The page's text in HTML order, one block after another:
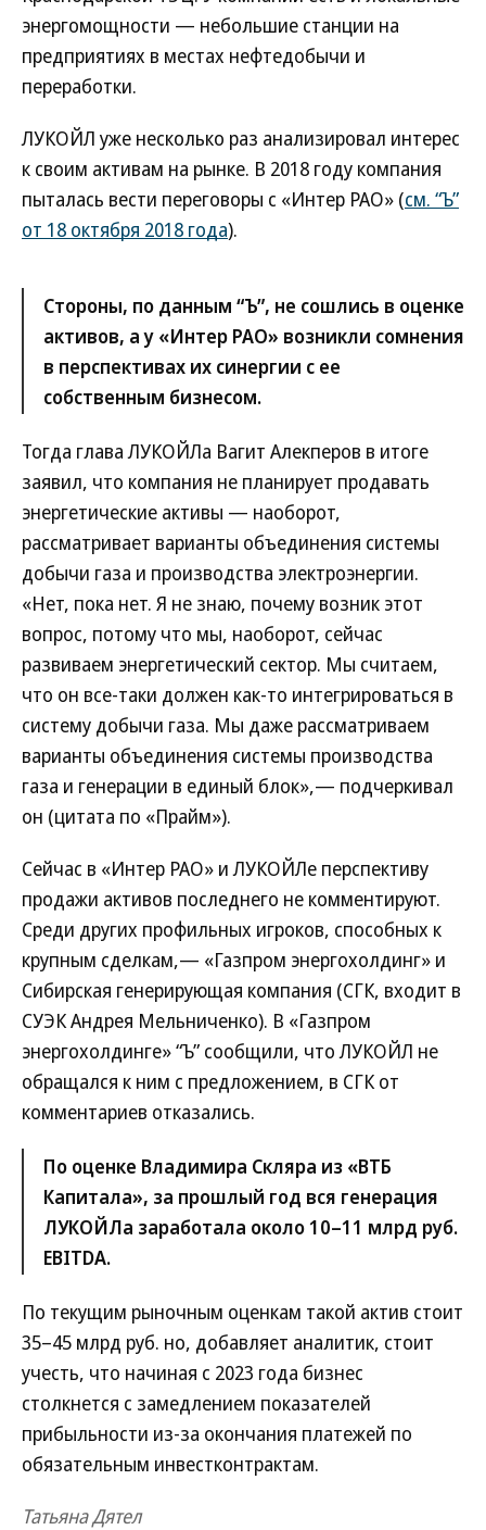
энергомощности — небольшие станции на
предприятиях в местах нефтедобычи и
переработки.
ЛУКОЙЛ уже несколько раз анализировал интерес
к своим активам на рынке. В 2018 году компания
пыталась вести переговоры с «Интер РАО» (см. “Ъ”
от 18 октября 2018 года).
Стороны, по данным “Ъ”, не сошлись в оценке
активов, а у «Интер РАО» возникли сомнения
в перспективах их синергии с ее
собственным бизнесом.
Тогда глава ЛУКОЙЛа Вагит Алекперов в итоге
заявил, что компания не планирует продавать
энергетические активы — наоборот,
рассматривает варианты объединения системы
добычи газа и производства электроэнергии.
«Нет, пока нет. Я не знаю, почему возник этот
вопрос, потому что мы, наоборот, сейчас
развиваем энергетический сектор. Мы считаем,
что он все-таки должен как-то интегрироваться в
систему добычи газа. Мы даже рассматриваем
варианты объединения системы производства
газа и генерации в единый блок»,— подчеркивал
он (цитата по «Прайм»).
Сейчас в «Интер РАО» и ЛУКОЙЛе перспективу
продажи активов последнего не комментируют.
Среди других профильных игроков, способных к
крупным сделкам,— «Газпром энергохолдинг» и
Сибирская генерирующая компания (СГК, входит в
СУЭК Андрея Мельниченко). В «Газпром
энергохолдинге» “Ъ” сообщили, что ЛУКОЙЛ не
обращался к ним с предложением, в СГК от
комментариев отказались.
По оценке Владимира Скляра из «ВТБ
Капитала», за прошлый год вся генерация
ЛУКОЙЛа заработала около 10–11 млрд руб.
EBITDA.
По текущим рыночным оценкам такой актив стоит
35–45 млрд руб. но, добавляет аналитик, стоит
учесть, что начиная с 2023 года бизнес
столкнется с замедлением показателей
прибыльности из-за окончания платежей по
обязательным инвестконтрактам.
Татьяна Дятел